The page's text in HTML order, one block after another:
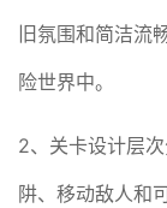
旧氛围和简洁流
险世界中。
2、关卡设计层
阱、移动敌人和